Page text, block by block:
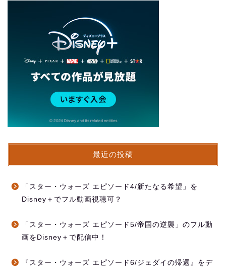
最近の投稿
「スター・ウォーズ エピソード4/新たなる希望」を
Disney＋でフル動画視聴可？
「スター・ウォーズ エピソード5/帝国の逆襲」のフル動
画をDisney＋で配信中！
『スター・ウォーズ エピソード6/ジェダイの帰還』をデ